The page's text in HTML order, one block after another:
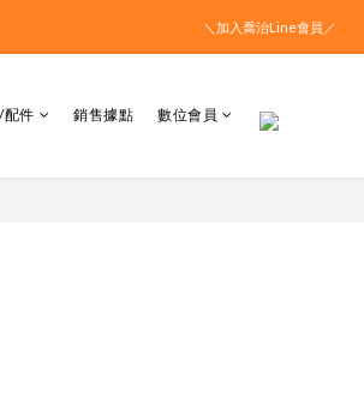
＼加入喬治Line會員／
配件 銷售據點 數位會員